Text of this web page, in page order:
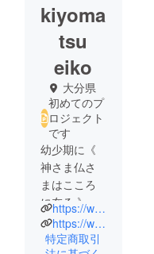
kiyoma
tsu
eiko
大分県
初めてのプ
ロジェクト
です
幼少期に《
神さま仏さ
まはこころ
に在る 》と
言葉を受け
取る。
https://www.facebook.com/share/uMktD7ihGFpUnf1P/?mibextid=wwXIfr
https://www.instagram.com/ichico.s_farm/profilecard/?igsh=anAxb3poYzEzc285
特定商取引